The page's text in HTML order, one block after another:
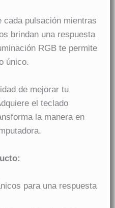
cada pulsación mientras
brindan una respuesta
RGB te permite
único.
de mejorar tu
el teclado
la manera en
para una respuesta